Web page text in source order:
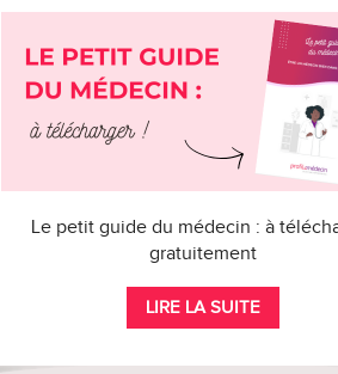
Le petit guide du médecin : à
gratuitement
LIRE LA SUITE